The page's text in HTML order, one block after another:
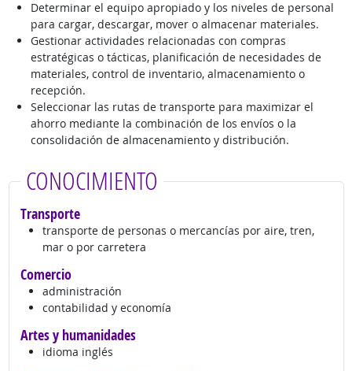
Determinar el equipo apropiado y los niveles de personal
para cargar, descargar, mover o almacenar materiales.
Gestionar actividades relacionadas con compras
estratégicas o tácticas, planificación de necesidades de
materiales, control de inventario, almacenamiento o
recepción.
Seleccionar las rutas de transporte para maximizar el
ahorro mediante la combinación de los envíos o la
consolidación de almacenamiento y distribución.
CONOCIMIENTO
Transporte
transporte de personas o mercancías por aire, tren,
mar o por carretera
Comercio
administración
contabilidad y economía
Artes y humanidades
idioma inglés